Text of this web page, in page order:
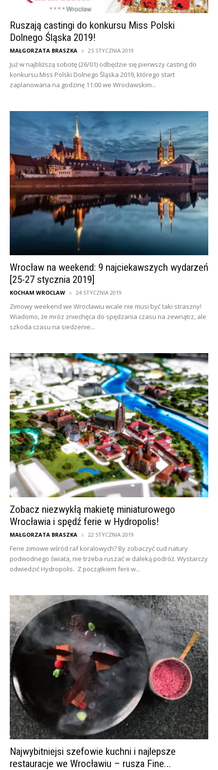
Ruszają castingi do konkursu Miss Polski
Dolnego Śląska 2019!
MAŁGORZATA BRASZKA 25 STYCZNIA 2019
Już w najbliższą sobotę (26/01) odbędzie się pierwszy casting do
konkursu Miss Polski Dolnego Śląska 2019, którego start
zaplanowana na godzinę 11:00 we Wrocławskim...
Wrocław na weekend: 9 najciekawszych wydarzeń
[25-27 stycznia 2019]
KOCHAM WROCLAW 24 STYCZNIA 2019
Zimowy weekend we Wrocławiu wcale nie musi być taki straszny!
Wiadomo, że mróz zniechęca do spędzania czasu na zewnątrz, ale
szkoda czasu na siedzenie...
Zobacz niezwykłą makietę miniaturowego
Wrocławia i spędź ferie w Hydropolis!
MAŁGORZATA BRASZKA 22 STYCZNIA 2019
Ferie zimowe wśród raf koralowych? By zobaczyć cud natury
podwodnego świata, nie trzeba ruszać w daleką podróż. Wystarczy
odwiedzić Hydropolis. Z początkiem ferii w...
Najwybitniejsi szefowie kuchni i najlepsze
restauracje we Wrocławiu – rusza Fine...